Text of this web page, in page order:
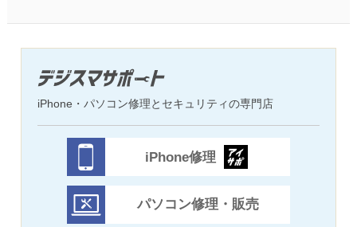
iPhone・パソコン修理とセキュリティの専門店
iPhone修理
パソコン修理・販売